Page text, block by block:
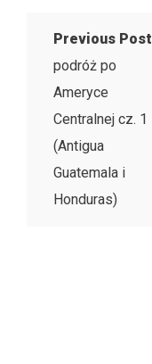
Previous Post
podróż po
Ameryce
Centralnej cz. 1
(Antigua
Guatemala i
Honduras)